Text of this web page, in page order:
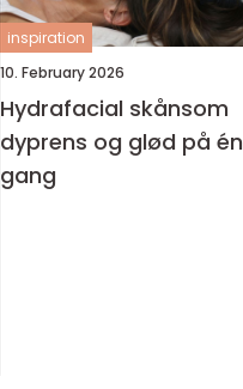
inspiration
10. February 2026
Hydrafacial skånsom
dyprens og glød på én
gang